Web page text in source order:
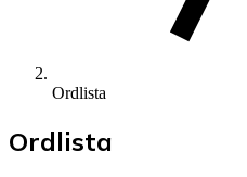
Ordlista
Ordlista